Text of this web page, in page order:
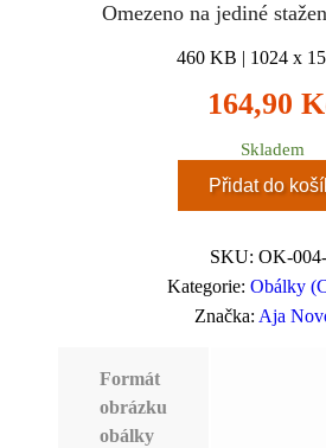
Omezeno na jediné
460 KB | 1024 x
164,90
Skladem
Přidat do
SKU: OK-
Kategorie:Obálky
Značka: Aja
Formát
obrázku
obálky